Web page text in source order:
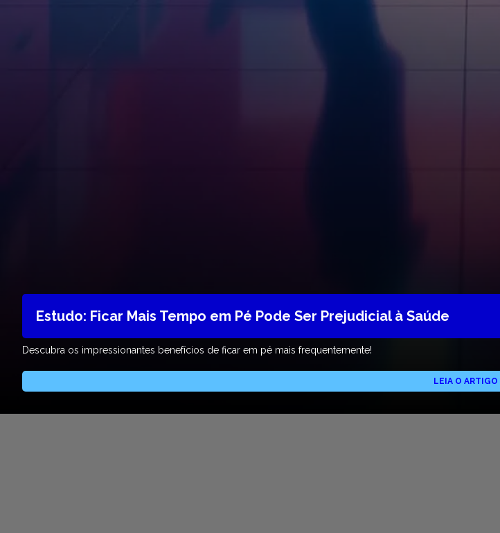
Estudo: Ficar Mais Tempo em Pé Pode Ser Prejudicial à Saúde
Descubra os impressionantes benefícios de ficar em pé mais frequentemente!
LEIA O ARTIGO